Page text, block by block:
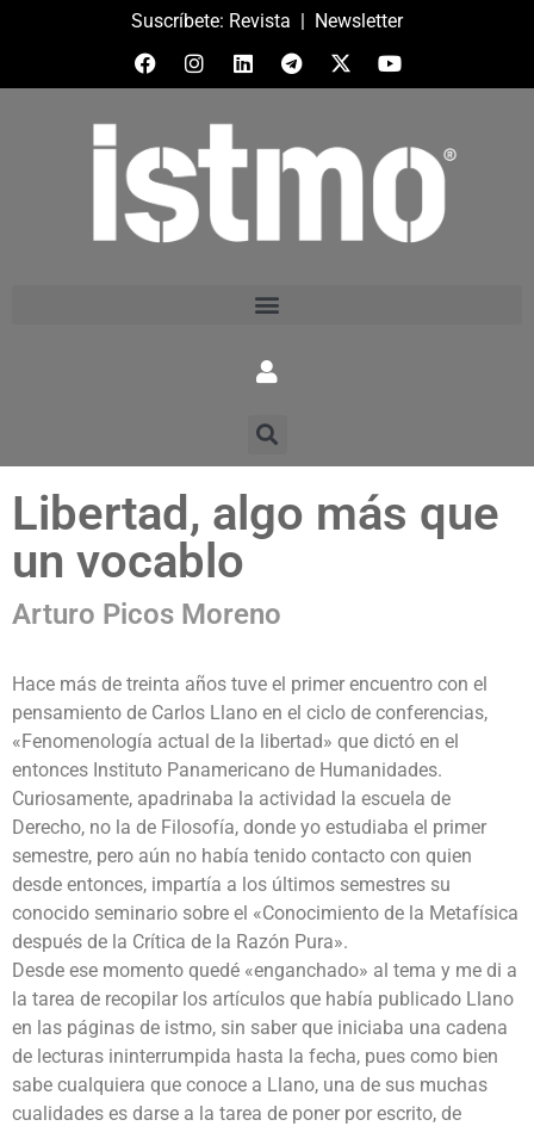
Suscríbete: Revista | Newsletter
Libertad, algo más que
un vocablo
Arturo Picos Moreno
Hace más de treinta años tuve el primer encuentro con el
pensamiento de Carlos Llano en el ciclo de conferencias,
«Fenomenología actual de la libertad» que dictó en el
entonces Instituto Panamericano de Humanidades.
Curiosamente, apadrinaba la actividad la escuela de
Derecho, no la de Filosofía, donde yo estudiaba el primer
semestre, pero aún no había tenido contacto con quien
desde entonces, impartía a los últimos semestres su
conocido seminario sobre el «Conocimiento de la Metafísica
después de la Crítica de la Razón Pura».
Desde ese momento quedé «enganchado» al tema y me di a
la tarea de recopilar los artículos que había publicado Llano
en las páginas de istmo, sin saber que iniciaba una cadena
de lecturas ininterrumpida hasta la fecha, pues como bien
sabe cualquiera que conoce a Llano, una de sus muchas
cualidades es darse a la tarea de poner por escrito, de